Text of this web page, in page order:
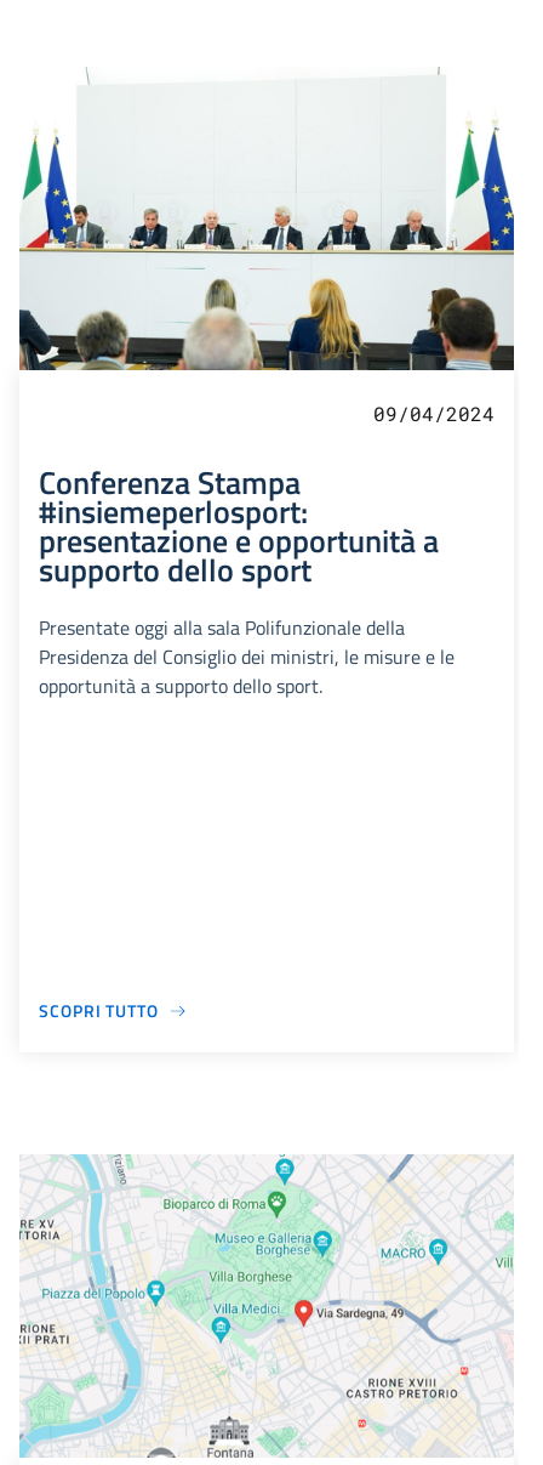
09/04/2024
Conferenza Stampa
#insiemeperlosport:
presentazione e opportunità a
supporto dello sport
Presentate oggi alla sala Polifunzionale della
Presidenza del Consiglio dei ministri, le misure e le
opportunità a supporto dello sport.
SCOPRI TUTTO